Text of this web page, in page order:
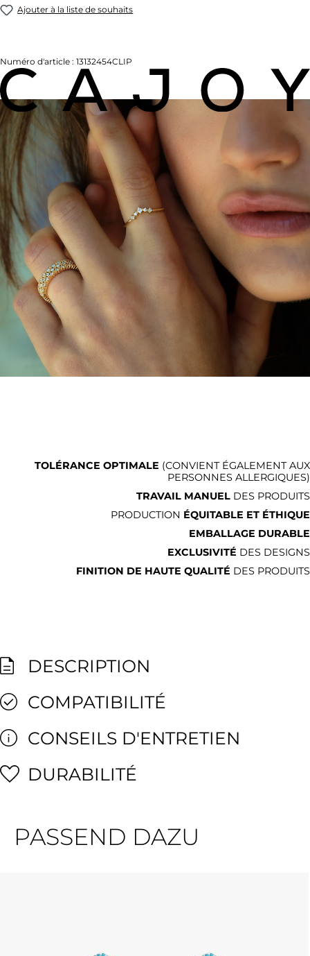
Ajouter à la liste de souhaits
Numéro d'article : 13132454CLIP
TOLÉRANCE OPTIMALE (CONVIENT ÉGALEMENT AUX
PERSONNES ALLERGIQUES)
TRAVAIL MANUEL DES PRODUITS
PRODUCTION ÉQUITABLE ET ÉTHIQUE
EMBALLAGE DURABLE
EXCLUSIVITÉ DES DESIGNS
FINITION DE HAUTE QUALITÉ DES PRODUITS
DESCRIPTION
COMPATIBILITÉ
CONSEILS D'ENTRETIEN
DURABILITÉ
PASSEND DAZU